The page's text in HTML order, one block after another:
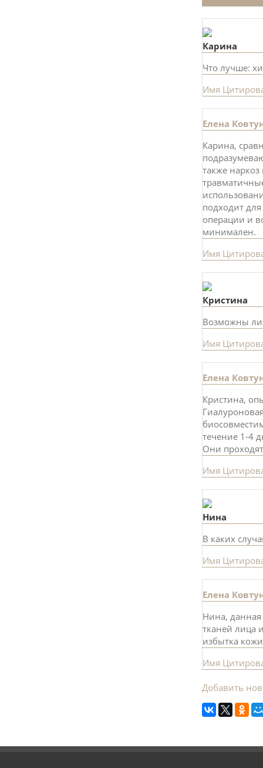
Карина
Что лучше:
Имя
Елена
Карина,
также
подходит
операции и
минимален.
Имя
Кристина
Возможны ли
Имя
Елена
Кристина,
течение 1-4
Они
Имя
Нина
В каких
Имя
Елена
Нина, данная
тканей лица
избытка
Имя
Добавить